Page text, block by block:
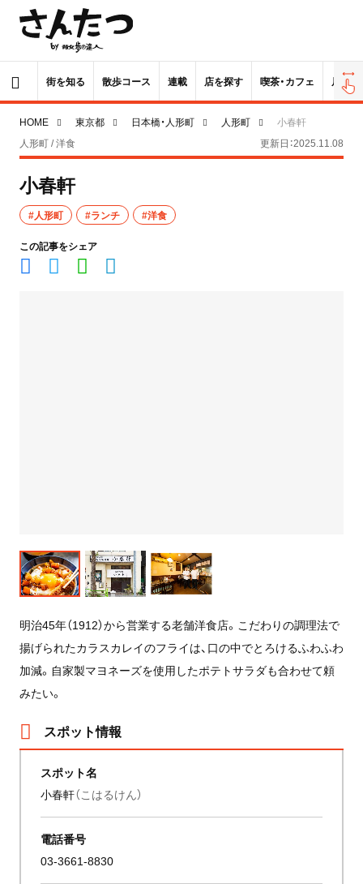
街を知る 散歩コース 連載 店を探す 喫茶・カフェ 居酒屋
HOME 東京都 日本橋・人形町 人形町
小春軒
人形町 / 洋食
更新日：2025.11.08
小春軒
#人形町 #ランチ #洋食
この記事をシェア
明治45年（1912）から営業する老舗洋食店。こだわりの調理法で
揚げられたカラスカレイのフライは、口の中でとろけるふわふわ
加減。自家製マヨネーズを使用したポテトサラダも合わせて頼
みたい。
スポット情報
スポット名
小春軒（こはるけん）
電話番号
03-3661-8830